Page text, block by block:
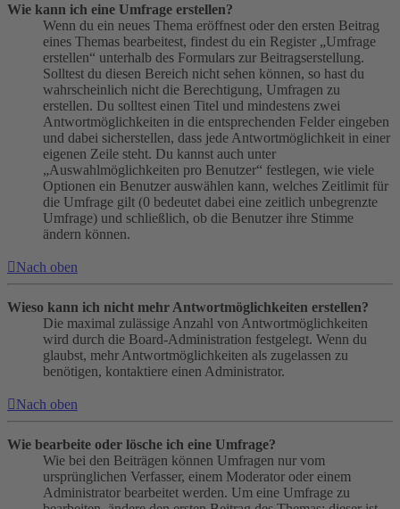
Wie kann ich eine Umfrage erstellen?
Wenn du ein neues Thema eröffnest oder den ersten Beitrag
eines Themas bearbeitest, findest du ein Register „Umfrage
erstellen“ unterhalb des Formulars zur Beitragserstellung.
Solltest du diesen Bereich nicht sehen können, so hast du
wahrscheinlich nicht die Berechtigung, Umfragen zu
erstellen. Du solltest einen Titel und mindestens zwei
Antwortmöglichkeiten in die entsprechenden Felder eingeben
und dabei sicherstellen, dass jede Antwortmöglichkeit in einer
eigenen Zeile steht. Du kannst auch unter
„Auswahlmöglichkeiten pro Benutzer“ festlegen, wie viele
Optionen ein Benutzer auswählen kann, welches Zeitlimit für
die Umfrage gilt (0 bedeutet dabei eine zeitlich unbegrenzte
Umfrage) und schließlich, ob die Benutzer ihre Stimme
ändern können.
Nach oben
Wieso kann ich nicht mehr Antwortmöglichkeiten erstellen?
Die maximal zulässige Anzahl von Antwortmöglichkeiten
wird durch die Board-Administration festgelegt. Wenn du
glaubst, mehr Antwortmöglichkeiten als zugelassen zu
benötigen, kontaktiere einen Administrator.
Nach oben
Wie bearbeite oder lösche ich eine Umfrage?
Wie bei den Beiträgen können Umfragen nur vom
ursprünglichen Verfasser, einem Moderator oder einem
Administrator bearbeitet werden. Um eine Umfrage zu